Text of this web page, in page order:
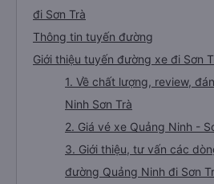
đi Sơn Trà
Thông tin tuyến đường
Giới thiệu tuyến đường xe đi Sơn
1. Về chất lượng, review,
Ninh Sơn Trà
2. Giá vé xe Quảng Ninh -
3. Giới thiệu, tư vấn các
đường Quảng Ninh đi Sơn